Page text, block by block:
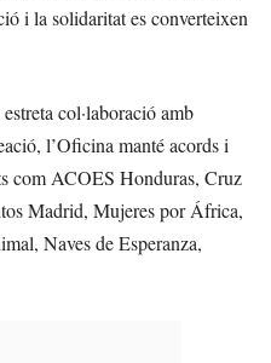
i la solidaritat es converteixen
col·laboració amb
l’Oficina manté acords i
com ACOES Honduras, Cruz
Madrid, Mujeres por África,
Naves de Esperanza,